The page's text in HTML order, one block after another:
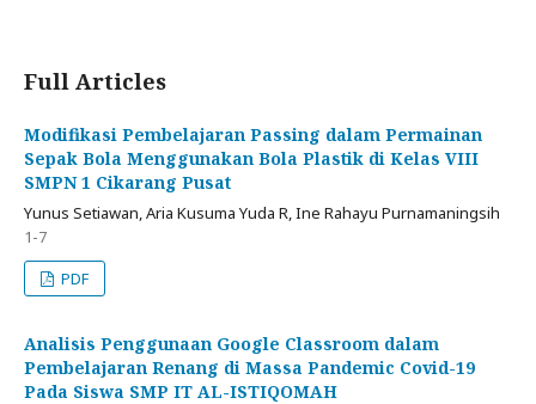
Full Articles
Modifikasi Pembelajaran Passing dalam Permainan
Sepak Bola Menggunakan Bola Plastik di Kelas VIII
SMPN 1 Cikarang Pusat
Yunus Setiawan, Aria Kusuma Yuda R, Ine Rahayu Purnamaningsih
1-7
PDF
Analisis Penggunaan Google Classroom dalam
Pembelajaran Renang di Massa Pandemic Covid-19
Pada Siswa SMP IT AL-ISTIQOMAH